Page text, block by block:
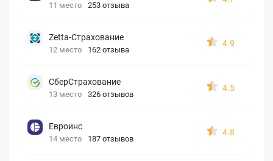
11 место 253 отзыва
Zetta-Страхование
12 место 162 отзыва
4.9
СберСтрахование
13 место 326 отзывов
4.5
Евроинс
14 место 187 отзывов
4.8